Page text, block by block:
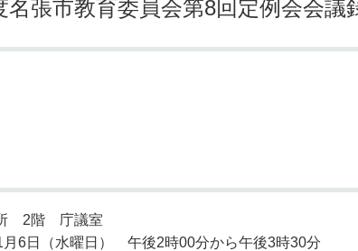
行方不明
採用
名張市教育委員会第8回定例会会議
2階 庁議室
6日（水曜日） 午後2時00分から午後3時30分